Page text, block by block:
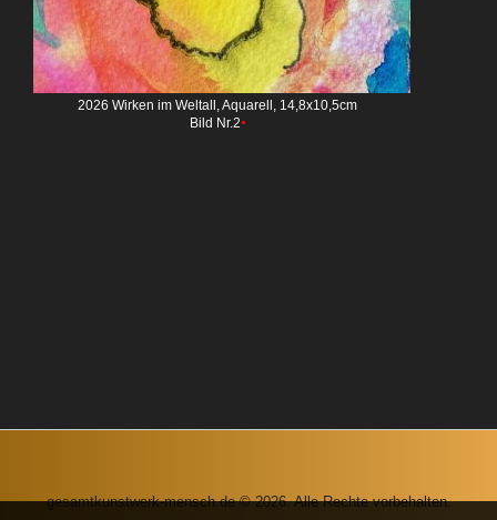
2026 Wirken im Weltall, Aquarell, 14,8x10,5cm
Bild Nr.2•
gesamtkunstwerk-mensch.de © 2026. Alle Rechte vorbehalten.